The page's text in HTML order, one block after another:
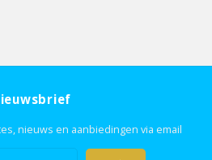
nieuws en aanbiedingen via email